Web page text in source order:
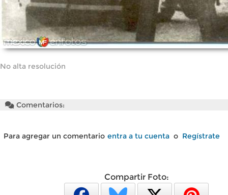
No alta resolución
Comentarios:
Para agregar un comentario entra a tu cuenta o Regístrate
Compartir Foto: